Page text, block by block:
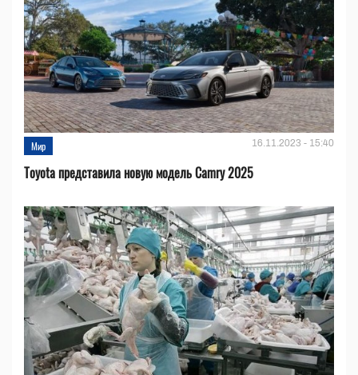
Мир 16.11.2023 - 15:40
Toyota представила новую модель Camry 2025